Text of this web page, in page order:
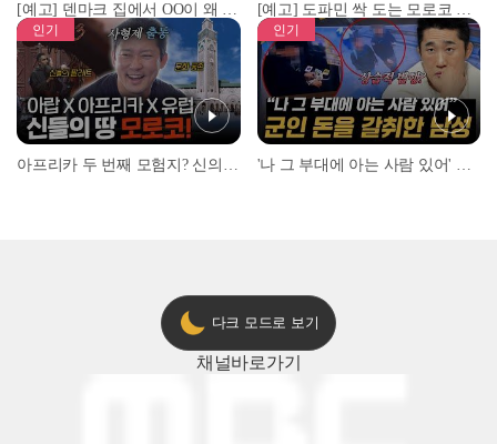
[예고] 덴마크 집에서 OO이 왜 나와...? 이상할 정도로 한국을 사랑하는 우리 형을 제보합니다! [예고] 도파민 싹 도는 모로코 야시장 투어!
인기 인기
다크 모드로 보기
채널바로가기